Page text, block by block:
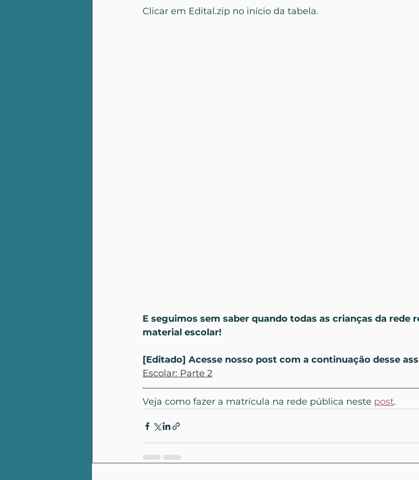
Clicar em Edital.zip no início da tabela.
E seguimos sem saber quando todas as crianças da rede
material escolar!
[Editado] Acesse nosso post com a continuação desse
Escolar: Parte 2
Veja como fazer a matrícula na rede pública neste post.